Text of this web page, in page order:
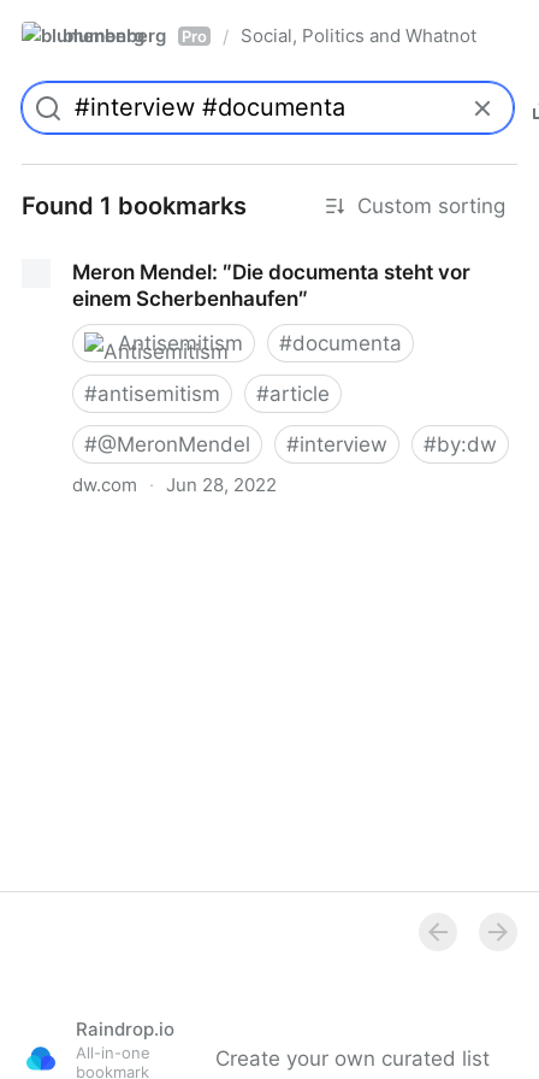
blumenberg Pro / Social, Politics and Whatnot
Found 1 bookmarks Custom sorting
Meron Mendel: ″Die documenta steht vor
einem Scherbenhaufen″
Antisemitism
#documenta
#antisemitism #article
#@MeronMendel #interview #by:dw
dw.com · Jun 28, 2022
Raindrop.io
All-in-one
bookmark
Create your own curated list